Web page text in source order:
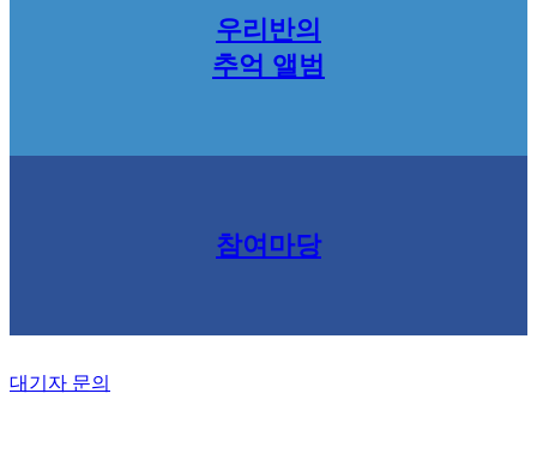
우리반의
추억 앨범
참여마당
대기자 문의